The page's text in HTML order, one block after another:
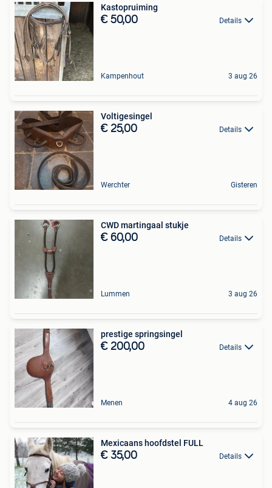
Kastopruiming
€ 50,00 Details
Kampenhout 3 aug 26
Voltigesingel
€ 25,00 Details
Werchter Gisteren
CWD martingaal stukje
€ 60,00 Details
Lummen 3 aug 26
prestige springsingel
€ 200,00 Details
Menen 4 aug 26
Mexicaans hoofdstel FULL
€ 35,00 Details